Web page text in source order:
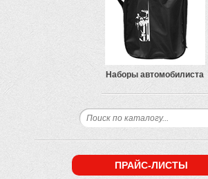
Наборы автомобилиста
ПРАЙС-ЛИСТЫ